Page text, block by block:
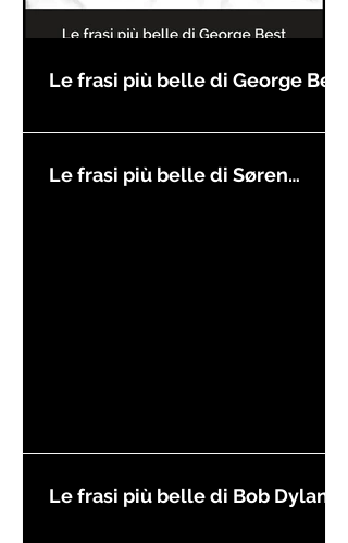
Le frasi più belle di George Best
Le frasi più belle di Søren
Le frasi più belle di Bob Dylan